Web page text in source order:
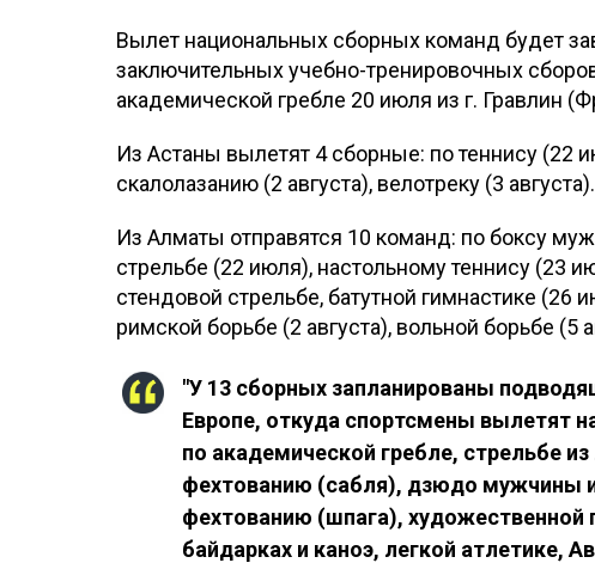
Вылет национальных сборных команд будет
заключительных учебно-тренировочных
академической гребле 20 июля из г. Гравлин
Из Астаны вылетят 4 сборные: по теннису (22
скалолазанию (2 августа), велотреку (3 августа).
Из Алматы отправятся 10 команд: по боксу
стрельбе (22 июля), настольному теннису (23
стендовой стрельбе, батутной гимнастике (26
римской борьбе (2 августа), вольной борьбе (5
"У 13 сборных запланированы
Европе, откуда спортсмены вылетят
по академической гребле, стрельбе
фехтованию (сабля), дзюдо мужчины
фехтованию (шпага), художественной
байдарках и каноэ, легкой атлетике,